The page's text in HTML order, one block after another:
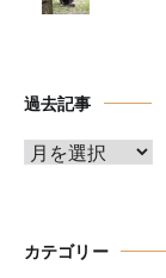
過去記事
ア
ブ
カテゴリー